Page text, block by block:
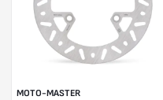
MOTO-MASTER